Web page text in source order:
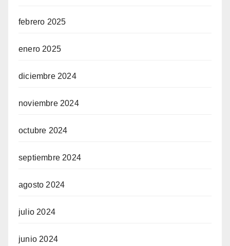
febrero 2025
enero 2025
diciembre 2024
noviembre 2024
octubre 2024
septiembre 2024
agosto 2024
julio 2024
junio 2024